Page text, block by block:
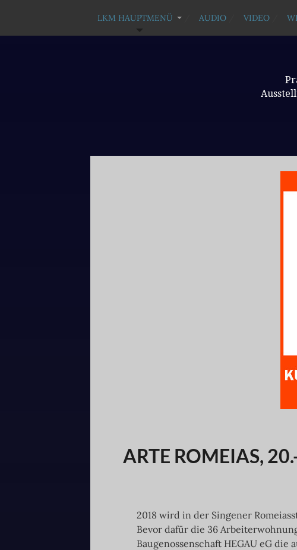
LKM HAUPTMENÜ AUDIO VIDEO
ARTE ROMEIAS,
2018 wird in der Singener
Bevor dafür die 36
Baugenossenschaft HEGAU eG